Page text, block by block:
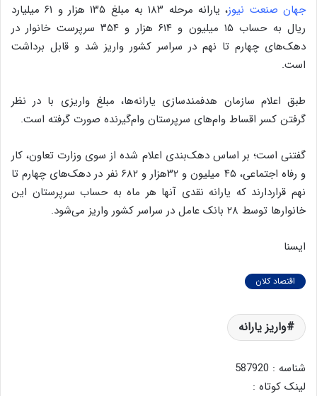
جهان صنعت نیوز
، یارانه مرحله ۱۸۳ به مبلغ ۱۳۵ هزار و ۶۱ میلیارد
ریال به حساب ۱۵ میلیون و ۶۱۴ هزار و ۳۵۴ سرپرست خانوار در
دهک‌های چهارم تا نهم در سراسر کشور واریز شد و قابل برداشت
است.
طبق اعلام سازمان هدفمندسازی یارانه‌ها، مبلغ واریزی با در نظر
گرفتن کسر اقساط وام‌های سرپرستان وام‌گیرنده صورت گرفته است.
گفتنی است؛ بر اساس دهک‌بندی اعلام شده از سوی وزارت تعاون، کار
و رفاه اجتماعی، ۴۵ میلیون و ۳۲هزار و ۶۸۲ نفر در دهک‌های چهارم تا
نهم قراردارند که یارانه نقدی آنها هر ماه به حساب سرپرستان این
خانوارها توسط ۲۸ بانک عامل در سراسر کشور واریز می‌شود.
ایسنا
اقتصاد کلان
واریز یارانه
شناسه : 587920
لینک کوتاه :